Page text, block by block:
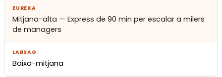
Mitjana-alta — Express de 90 min per escalar a milers
de managers
Baixa-mitjana